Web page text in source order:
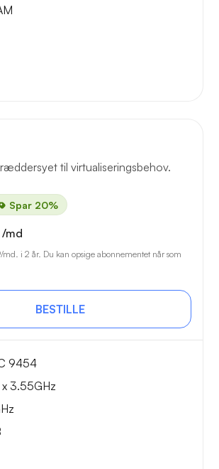
til virtualiseringsbehov.
Spar 20%
/md
/md. i 2 år. Du kan opsige abonnementet når som
BESTILLE
9454
3.55GHz